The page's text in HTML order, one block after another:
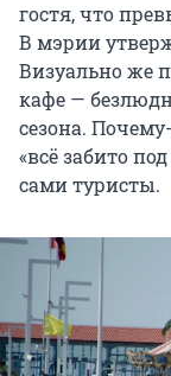
гостя, что
В мэрии
Визуально же
кафе —
сезона.
«всё забито
сами туристы.